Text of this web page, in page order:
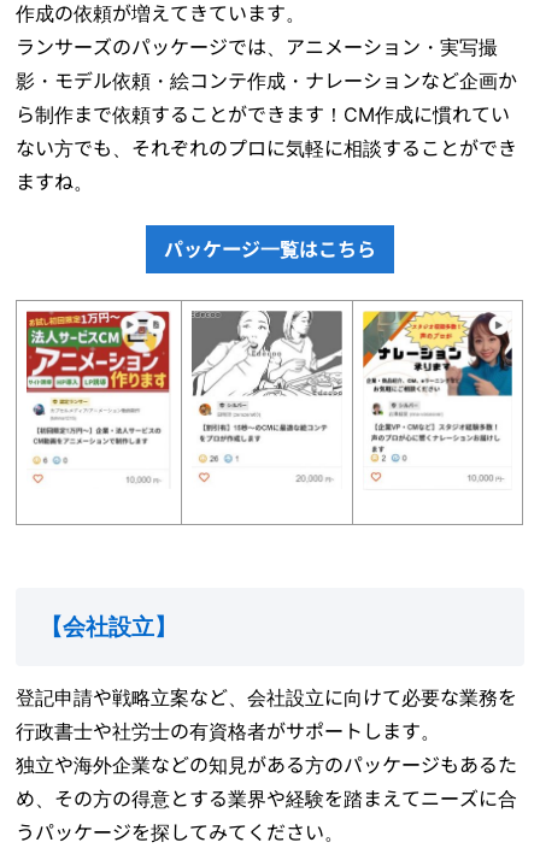
作成の依頼が増えてきています。
ランサーズのパッケージでは、アニメーション・実写撮
影・モデル依頼・絵コンテ作成・ナレーションなど企画か
ら制作まで依頼することができます！CM作成に慣れてい
ない方でも、それぞれのプロに気軽に相談することができ
ますね。
パッケージ一覧はこちら
【会社設立】
登記申請や戦略立案など、会社設立に向けて必要な業務を
行政書士や社労士の有資格者がサポートします。
独立や海外企業などの知見がある方のパッケージもあるた
め、その方の得意とする業界や経験を踏まえてニーズに合
うパッケージを探してみてください。